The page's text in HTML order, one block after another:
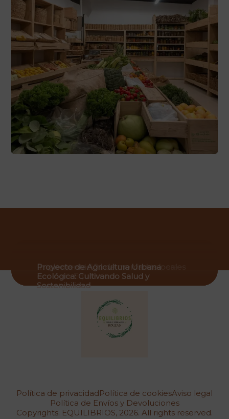
Estrategias de Posicionamiento para
Tienda Ecológica Local
Implementación de mercados locales
eco para Equilibrios
Proyecto de Agricultura Urbana
Ecológica: Cultivando Salud y
Sostenibilidad
Copyrights. EQUILIBRIOS, 2026. All rights reserved.
Política de privacidadPolítica de cookiesAviso legal
Política de Envíos y Devoluciones